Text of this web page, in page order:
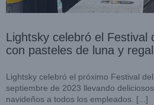
Lightsky celebró el Festival
con pasteles de luna y
Lightsky celebró el próximo Festival
septiembre de 2023 llevando
navideños a todos los empleados. [...]